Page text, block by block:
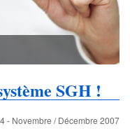
SGH !
- Novembre / Décembre 2007